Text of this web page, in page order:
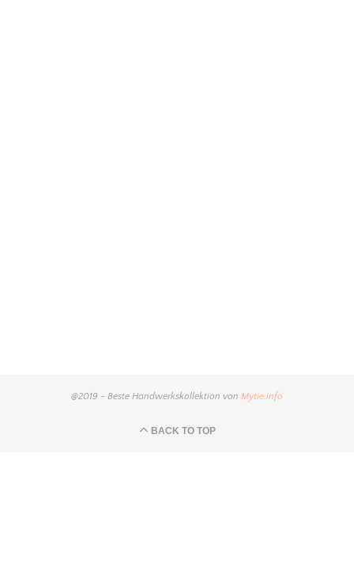
@2019 - Beste Handwerkskollektion von Mytie.info
BACK TO TOP